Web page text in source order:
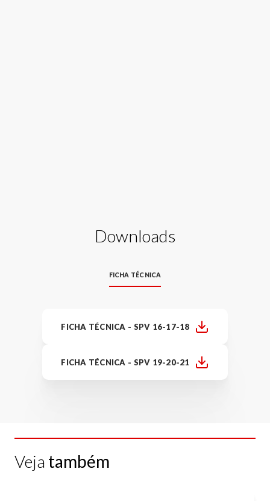
Downloads
FICHA TÉCNICA
FICHA TÉCNICA - SPV 16-17-18
FICHA TÉCNICA - SPV 19-20-21
Veja também